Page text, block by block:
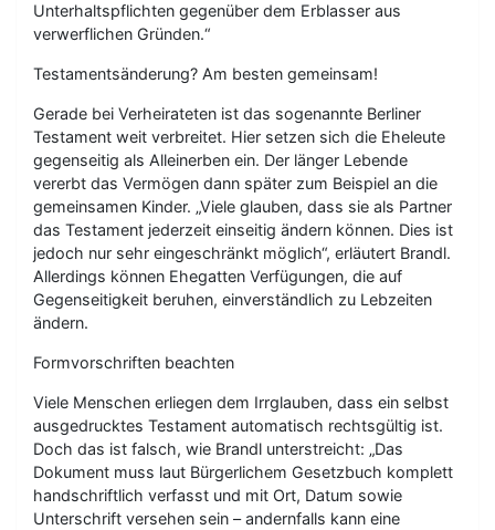
Unterhaltspflichten gegenüber dem Erblasser aus
verwerflichen Gründen.“
Testamentsänderung? Am besten gemeinsam!
Gerade bei Verheirateten ist das sogenannte Berliner
Testament weit verbreitet. Hier setzen sich die Eheleute
gegenseitig als Alleinerben ein. Der länger Lebende
vererbt das Vermögen dann später zum Beispiel an die
gemeinsamen Kinder. „Viele glauben, dass sie als Partner
das Testament jederzeit einseitig ändern können. Dies ist
jedoch nur sehr eingeschränkt möglich“, erläutert Brandl.
Allerdings können Ehegatten Verfügungen, die auf
Gegenseitigkeit beruhen, einverständlich zu Lebzeiten
ändern.
Formvorschriften beachten
Viele Menschen erliegen dem Irrglauben, dass ein selbst
ausgedrucktes Testament automatisch rechtsgültig ist.
Doch das ist falsch, wie Brandl unterstreicht: „Das
Dokument muss laut Bürgerlichem Gesetzbuch komplett
handschriftlich verfasst und mit Ort, Datum sowie
Unterschrift versehen sein – andernfalls kann eine